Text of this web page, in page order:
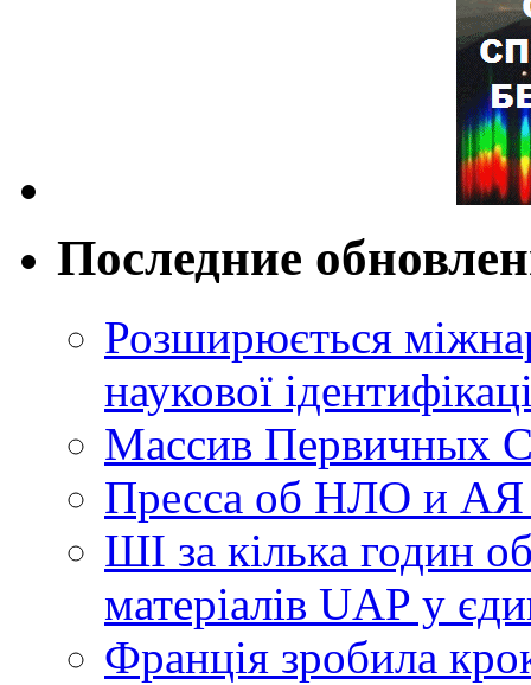
Последние
Розширюється
наукової
Массив Первичных
Пресса об НЛО и
ШІ за кілька годин
матеріалів UAP у
Франція зробила